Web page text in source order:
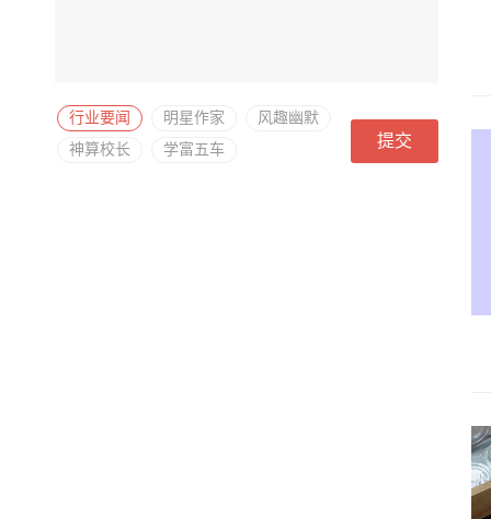
行业要闻 明星作家
风趣幽默
神算校长
学富五车 提交